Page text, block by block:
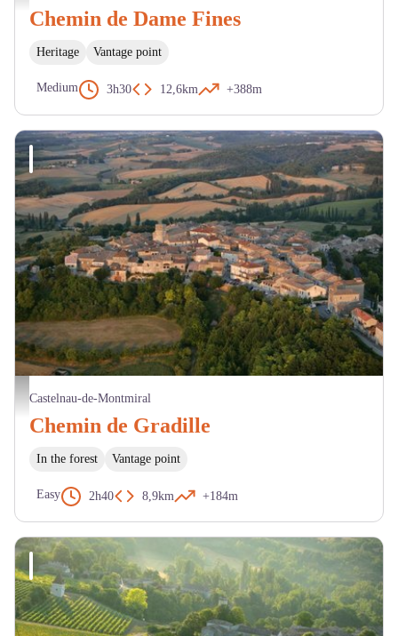
Chemin de Dame Fines
Heritage Vantage point
Medium 3h30 12,6km +388m
Vue aérienne de Castelnau de Montmiral - D. Viet
Castelnau-de-Montmiral
Chemin de Gradille
In the forest Vantage point
Easy 2h40 8,9km +184m